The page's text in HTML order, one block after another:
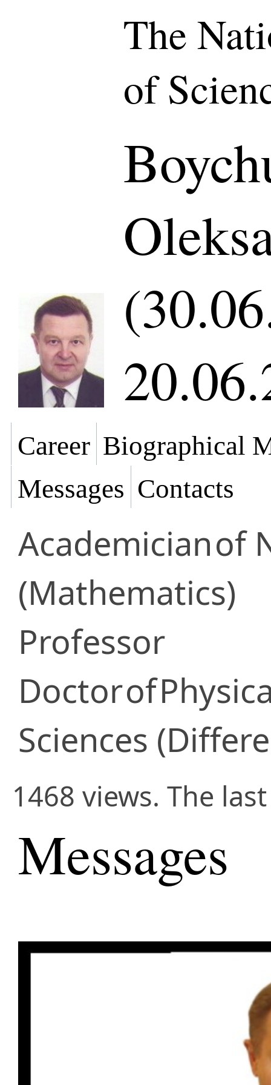
The
of
Career Biographical
Messages Contacts
Academicianof
(Mathematics)
Professor
Doctorof
Sciences
1468 views. The
Messages